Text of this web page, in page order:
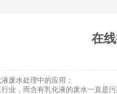
在
水处理中的应用：
，而含有乳化液的废水一直是污